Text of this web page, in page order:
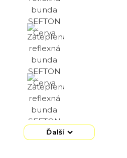
Ďalší